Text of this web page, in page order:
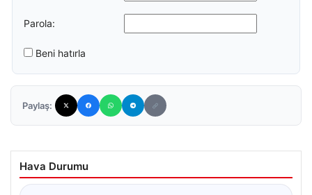
Parola:
Beni hatırla
Paylaş:
Hava Durumu